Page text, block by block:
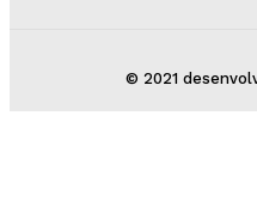
© 2021